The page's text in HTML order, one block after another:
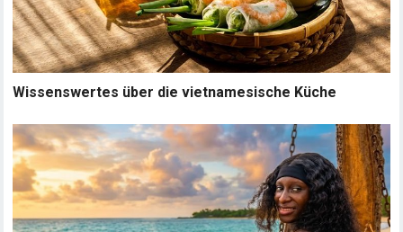
Wissenswertes über die vietnamesische Küche